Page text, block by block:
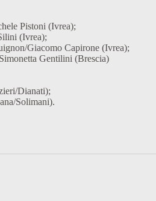
Pistoni (Ivrea);
(Ivrea);
Giacomo Capirone (Ivrea);
Gentilini (Brescia)
Dianati);
Solimani).